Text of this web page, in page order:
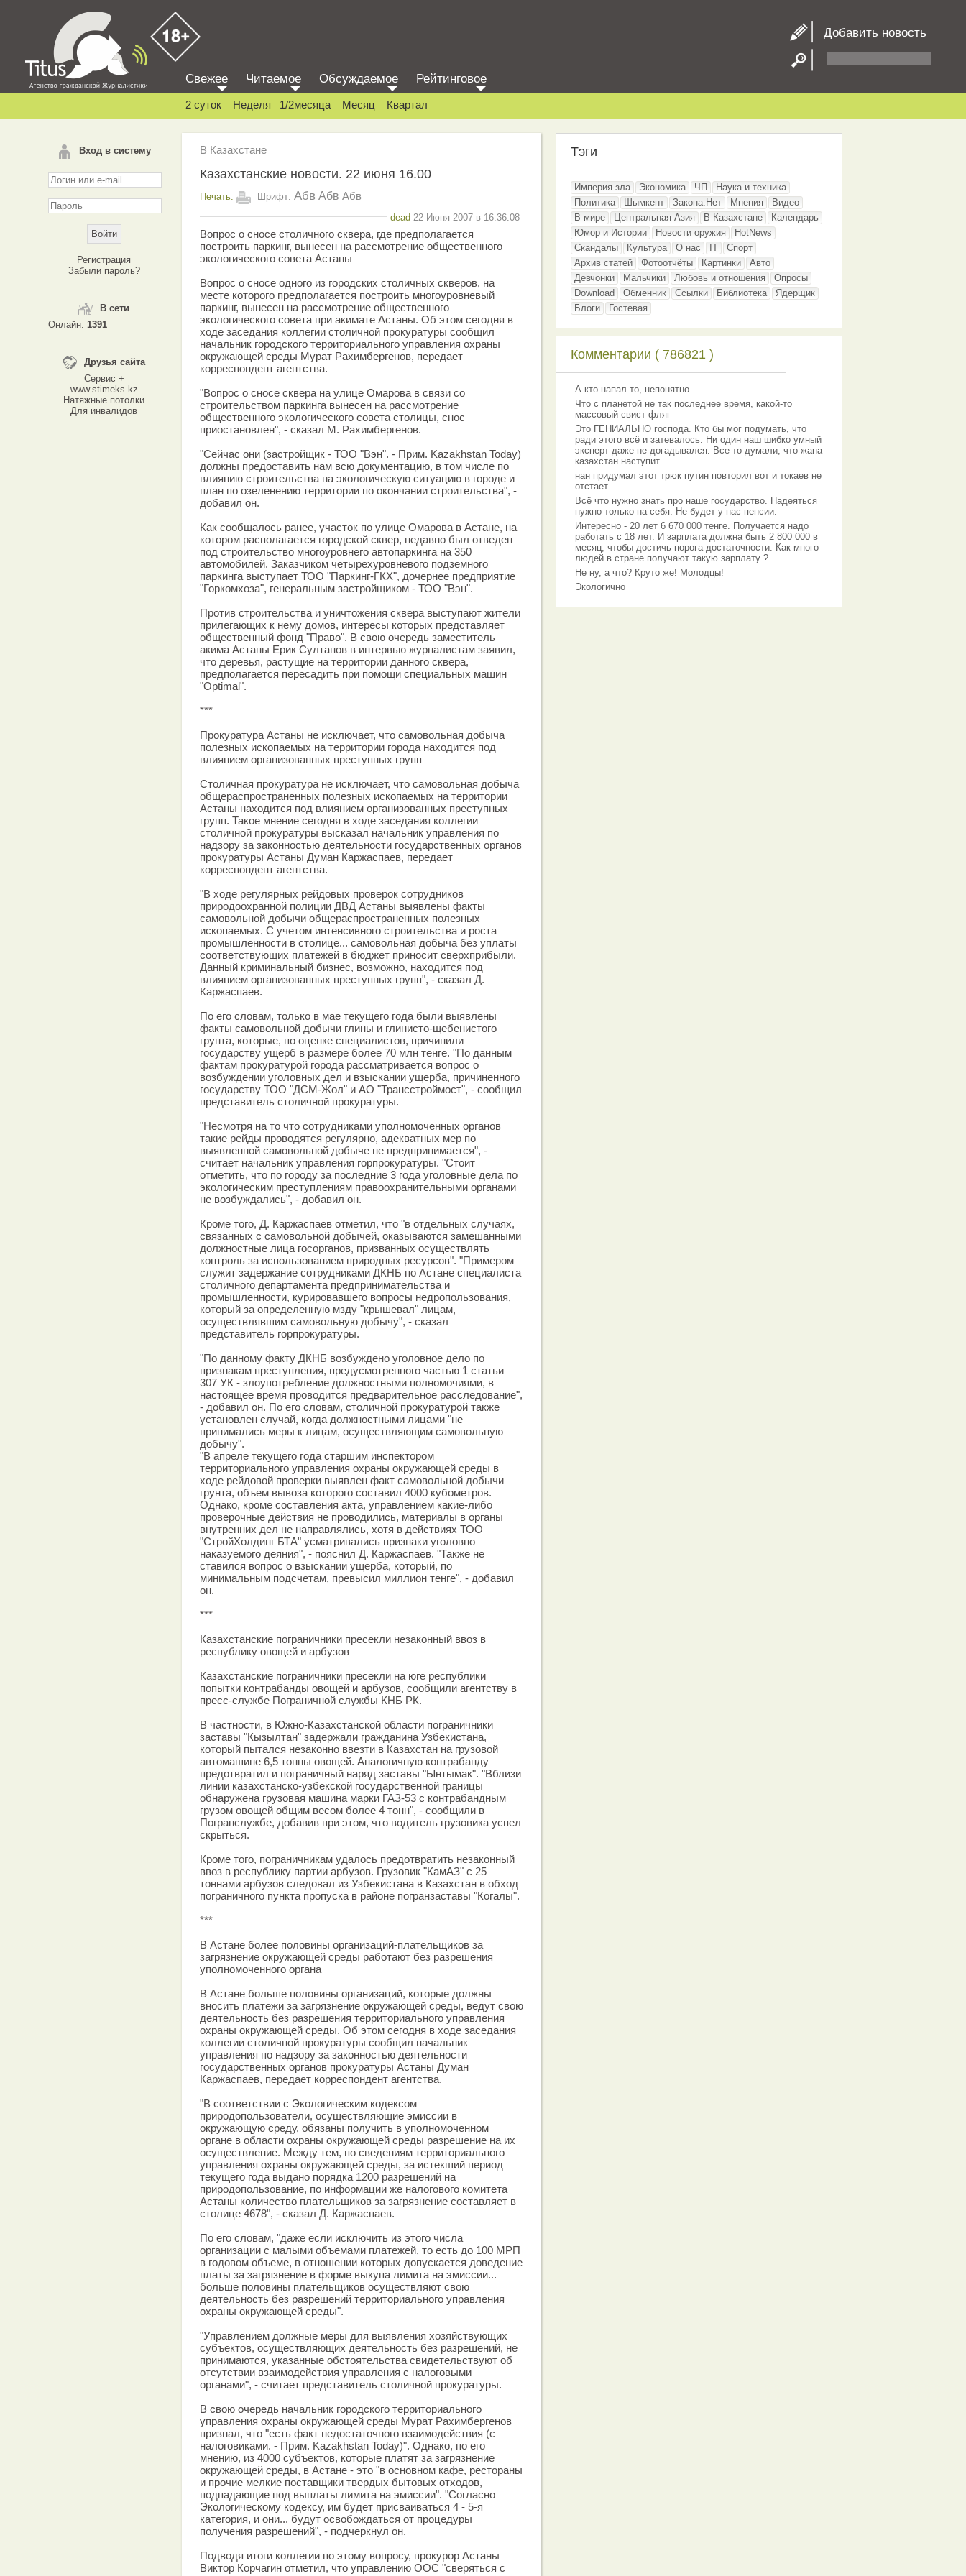
Добавить новость
Вход в систему
Регистрация
Забыли пароль?
В сети
Онлайн: 1391
Друзья сайта
Сервис +
www.stimeks.kz
Натяжные потолки
Для инвалидов
Свежее Читаемое Обсуждаемое Рейтинговое
2 суток Неделя 1/2месяца Месяц Квартал
В Казахстане
Казахстанские новости. 22 июня 16.00
Печать: Шрифт: Абв Абв Абв
dead 22 Июня 2007 в 16:36:08
Вопрос о сносе столичного сквера, где предполагается
построить паркинг, вынесен на рассмотрение общественного
экологического совета Астаны
Вопрос о сносе одного из городских столичных скверов, на
месте которого предполагается построить многоуровневый
паркинг, вынесен на рассмотрение общественного
экологического совета при акимате Астаны. Об этом сегодня в
ходе заседания коллегии столичной прокуратуры сообщил
начальник городского территориального управления охраны
окружающей среды Мурат Рахимбергенов, передает
корреспондент агентства.
"Вопрос о сносе сквера на улице Омарова в связи со
строительством паркинга вынесен на рассмотрение
общественного экологического совета столицы, снос
приостановлен", - сказал М. Рахимбергенов.
"Сейчас они (застройщик - ТОО "Вэн". - Прим. Kazakhstan Today)
должны предоставить нам всю документацию, в том числе по
влиянию строительства на экологическую ситуацию в городе и
план по озеленению территории по окончании строительства", -
добавил он.
Как сообщалось ранее, участок по улице Омарова в Астане, на
котором располагается городской сквер, недавно был отведен
под строительство многоуровнего автопаркинга на 350
автомобилей. Заказчиком четырехуровневого подземного
паркинга выступает ТОО "Паркинг-ГКХ", дочернее предприятие
"Горкомхоза", генеральным застройщиком - ТОО "Вэн".
Против строительства и уничтожения сквера выступают жители
прилегающих к нему домов, интересы которых представляет
общественный фонд "Право". В свою очередь заместитель
акима Астаны Ерик Султанов в интервью журналистам заявил,
что деревья, растущие на территории данного сквера,
предполагается пересадить при помощи специальных машин
"Optimal".
***
Прокуратура Астаны не исключает, что самовольная добыча
полезных ископаемых на территории города находится под
влиянием организованных преступных групп
Столичная прокуратура не исключает, что самовольная добыча
общераспространенных полезных ископаемых на территории
Астаны находится под влиянием организованных преступных
групп. Такое мнение сегодня в ходе заседания коллегии
столичной прокуратуры высказал начальник управления по
надзору за законностью деятельности государственных органов
прокуратуры Астаны Думан Каржаспаев, передает
корреспондент агентства.
"В ходе регулярных рейдовых проверок сотрудников
природоохранной полиции ДВД Астаны выявлены факты
самовольной добычи общераспространенных полезных
ископаемых. С учетом интенсивного строительства и роста
промышленности в столице... самовольная добыча без уплаты
соответствующих платежей в бюджет приносит сверхприбыли.
Данный криминальный бизнес, возможно, находится под
влиянием организованных преступных групп", - сказал Д.
Каржаспаев.
По его словам, только в мае текущего года были выявлены
факты самовольной добычи глины и глинисто-щебенистого
грунта, которые, по оценке специалистов, причинили
государству ущерб в размере более 70 млн тенге. "По данным
фактам прокуратурой города рассматривается вопрос о
возбуждении уголовных дел и взыскании ущерба, причиненного
государству ТОО "ДСМ-Жол" и АО "Трансстроймост", - сообщил
представитель столичной прокуратуры.
"Несмотря на то что сотрудниками уполномоченных органов
такие рейды проводятся регулярно, адекватных мер по
выявленной самовольной добыче не предпринимается", -
считает начальник управления горпрокуратуры. "Стоит
отметить, что по городу за последние 3 года уголовные дела по
экологическим преступлениям правоохранительными органами
не возбуждались", - добавил он.
Кроме того, Д. Каржаспаев отметил, что "в отдельных случаях,
связанных с самовольной добычей, оказываются замешанными
должностные лица госорганов, призванных осуществлять
контроль за использованием природных ресурсов". "Примером
служит задержание сотрудниками ДКНБ по Астане специалиста
столичного департамента предпринимательства и
промышленности, курировавшего вопросы недропользования,
который за определенную мзду "крышевал" лицам,
осуществлявшим самовольную добычу", - сказал
представитель горпрокуратуры.
"По данному факту ДКНБ возбуждено уголовное дело по
признакам преступления, предусмотренного частью 1 статьи
307 УК - злоупотребление должностными полномочиями, в
настоящее время проводится предварительное расследование",
- добавил он. По его словам, столичной прокуратурой также
установлен случай, когда должностными лицами "не
принимались меры к лицам, осуществляющим самовольную
добычу".
"В апреле текущего года старшим инспектором
территориального управления охраны окружающей среды в
ходе рейдовой проверки выявлен факт самовольной добычи
грунта, объем вывоза которого составил 4000 кубометров.
Однако, кроме составления акта, управлением какие-либо
проверочные действия не проводились, материалы в органы
внутренних дел не направлялись, хотя в действиях ТОО
"СтройХолдинг БТА" усматривались признаки уголовно
наказуемого деяния", - пояснил Д. Каржаспаев. "Также не
ставился вопрос о взыскании ущерба, который, по
минимальным подсчетам, превысил миллион тенге", - добавил
он.
***
Казахстанские пограничники пресекли незаконный ввоз в
республику овощей и арбузов
Казахстанские пограничники пресекли на юге республики
попытки контрабанды овощей и арбузов, сообщили агентству в
пресс-службе Пограничной службы КНБ РК.
В частности, в Южно-Казахстанской области пограничники
заставы "Кызылтан" задержали гражданина Узбекистана,
который пытался незаконно ввезти в Казахстан на грузовой
автомашине 6,5 тонны овощей. Аналогичную контрабанду
предотвратил и пограничный наряд заставы "Ынтымак". "Вблизи
линии казахстанско-узбекской государственной границы
обнаружена грузовая машина марки ГАЗ-53 с контрабандным
грузом овощей общим весом более 4 тонн", - сообщили в
Погранслужбе, добавив при этом, что водитель грузовика успел
скрыться.
Кроме того, пограничникам удалось предотвратить незаконный
ввоз в республику партии арбузов. Грузовик "КамАЗ" с 25
тоннами арбузов следовал из Узбекистана в Казахстан в обход
пограничного пункта пропуска в районе погранзаставы "Когалы".
***
В Астане более половины организаций-плательщиков за
загрязнение окружающей среды работают без разрешения
уполномоченного органа
В Астане больше половины организаций, которые должны
вносить платежи за загрязнение окружающей среды, ведут свою
деятельность без разрешения территориального управления
охраны окружающей среды. Об этом сегодня в ходе заседания
коллегии столичной прокуратуры сообщил начальник
управления по надзору за законностью деятельности
государственных органов прокуратуры Астаны Думан
Каржаспаев, передает корреспондент агентства.
"В соответствии с Экологическим кодексом
природопользователи, осуществляющие эмиссии в
окружающую среду, обязаны получить в уполномоченном
органе в области охраны окружающей среды разрешение на их
осуществление. Между тем, по сведениям территориального
управления охраны окружающей среды, за истекший период
текущего года выдано порядка 1200 разрешений на
природопользование, по информации же налогового комитета
Астаны количество плательщиков за загрязнение составляет в
столице 4678", - сказал Д. Каржаспаев.
По его словам, "даже если исключить из этого числа
организации с малыми объемами платежей, то есть до 100 МРП
в годовом объеме, в отношении которых допускается доведение
платы за загрязнение в форме выкупа лимита на эмиссии...
больше половины плательщиков осуществляют свою
деятельность без разрешений территориального управления
охраны окружающей среды".
"Управлением должные меры для выявления хозяйствующих
субъектов, осуществляющих деятельность без разрешений, не
принимаются, указанные обстоятельства свидетельствуют об
отсутствии взаимодействия управления с налоговыми
органами", - считает представитель столичной прокуратуры.
В свою очередь начальник городского территориального
управления охраны окружающей среды Мурат Рахимбергенов
признал, что "есть факт недостаточного взаимодействия (с
налоговиками. - Прим. Kazakhstan Today)". Однако, по его
мнению, из 4000 субъектов, которые платят за загрязнение
окружающей среды, в Астане - это "в основном кафе, рестораны
и прочие мелкие поставщики твердых бытовых отходов,
подпадающие под выплаты лимита на эмиссии". "Согласно
Экологическому кодексу, им будет присваиваться 4 - 5-я
категория, и они... будут освобождаться от процедуры
получения разрешений", - подчеркнул он.
Подводя итоги коллегии по этому вопросу, прокурор Астаны
Виктор Корчагин отметил, что управлению ООС "сверяться с
Тэги
Империя зла Экономика ЧП
Наука и техника
Политика
Шымкент Закона.Нет Мнения
Видео
В мире
Центральная Азия В Казахстане
Календарь
Юмор и Истории
Новости оружия
HotNews
Скандалы
Культура О нас IT
Спорт
Архив статей
Фотоотчёты Картинки
Авто
Девчонки
Мальчики Любовь и отношения
Опросы
Download
Обменник Ссылки Библиотека
Ядерщик
Блоги
Гостевая
Комментарии ( 786821 )
А кто напал то, непонятно
Что с планетой не так последнее время, какой-то
массовый свист фляг
Это ГЕНИАЛЬНО господа. Кто бы мог подумать, что
ради этого всё и затевалось. Ни один наш шибко умный
эксперт даже не догадывался. Все то думали, что жана
казахстан наступит
нан придумал этот трюк путин повторил вот и токаев не
отстает
Всё что нужно знать про наше государство. Надеяться
нужно только на себя. Не будет у нас пенсии.
Интересно - 20 лет 6 670 000 тенге. Получается надо
работать с 18 лет. И зарплата должна быть 2 800 000 в
месяц, чтобы достичь порога достаточности. Как много
людей в стране получают такую зарплату ?
Не ну, а что? Круто же! Молодцы!
Экологично